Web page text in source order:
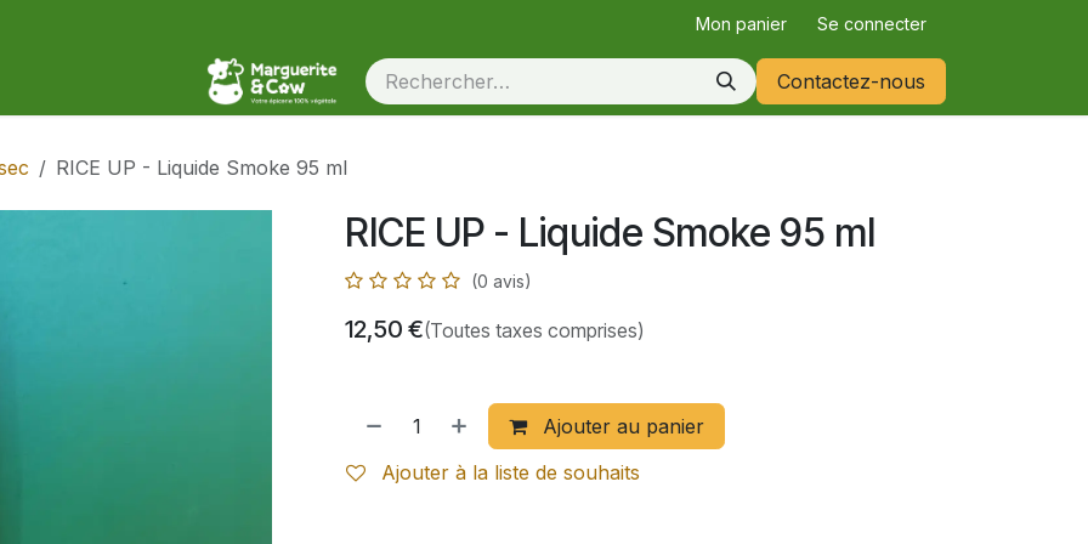
Mon panier Se connecter
Contactez-nous
RICE UP - Liquide Smoke 95 ml
RICE UP - Liquide Smoke 95 ml
(0 avis)
12,50 €(Toutes taxes comprises)
Ajouter au panier
Ajouter à la liste de souhaits